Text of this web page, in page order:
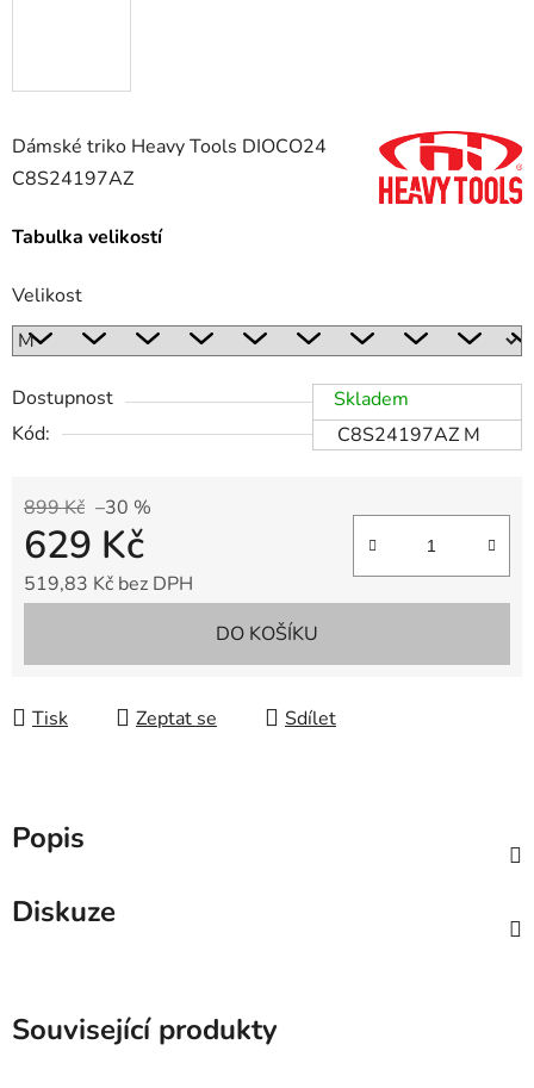
Dámské triko Heavy Tools DIOCO24
C8S24197AZ
Tabulka velikostí
Velikost
Dostupnost
Skladem
Kód:
C8S24197AZ M
899 Kč –30 %
629 Kč
519,83 Kč bez DPH
DO KOŠÍKU
Tisk Zeptat se Sdílet
Popis
Diskuze
Související produkty